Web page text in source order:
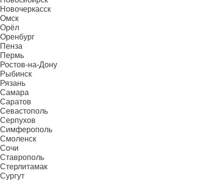
Новочеркасск
Омск
Орёл
Оренбург
Пенза
Пермь
Ростов-на-Дону
Рыбинск
Рязань
Самара
Саратов
Севастополь
Серпухов
Симферополь
Смоленск
Сочи
Ставрополь
Стерлитамак
Сургут